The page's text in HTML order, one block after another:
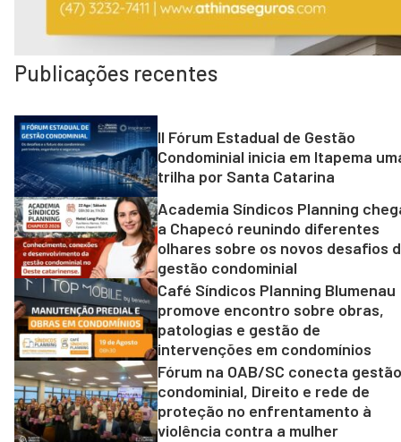
Publicações recentes
II Fórum Estadual de Gestão
Condominial inicia em Itapema
trilha por Santa Catarina
Academia Síndicos Planning
a Chapecó reunindo diferentes
olhares sobre os novos desafios
gestão condominial
Café Síndicos Planning Blumenau
promove encontro sobre obras,
patologias e gestão de
intervenções em condomínios
Fórum na OAB/SC conecta gestão
condominial, Direito e rede de
proteção no enfrentamento à
violência contra a mulher